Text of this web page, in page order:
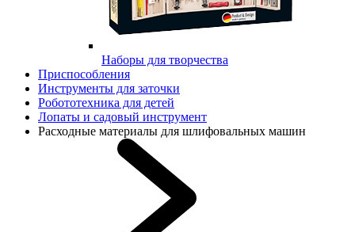
Наборы для творчества
Приспособления
Инструменты для заточки
Робототехника для детей
Лопаты и садовый инструмент
Расходные материалы для шлифовальных машин